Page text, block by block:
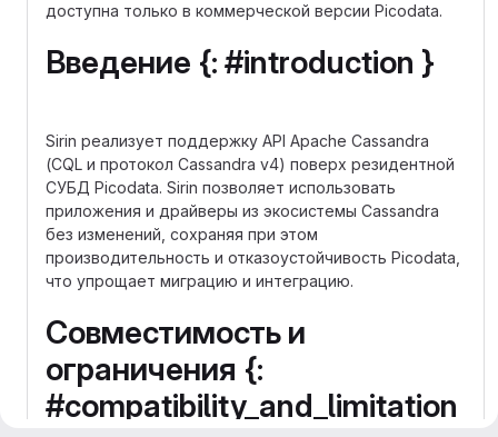
доступна только в коммерческой версии Picodata.
Введение {: #introduction }
Sirin реализует поддержку API Apache Cassandra
(CQL и протокол Cassandra v4) поверх резидентной
СУБД Picodata. Sirin позволяет использовать
приложения и драйверы из экосистемы Cassandra
без изменений, сохраняя при этом
производительность и отказоустойчивость Picodata,
что упрощает миграцию и интеграцию.
Совместимость и
ограничения {:
#compatibility_and_limitation